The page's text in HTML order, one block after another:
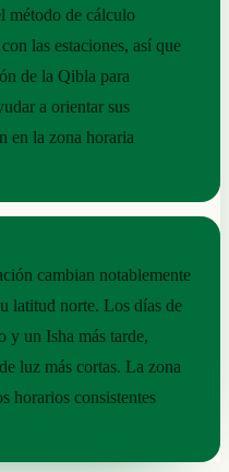
método de cálculo
las estaciones, así que
de la Qibla para
a orientar sus
en la zona horaria
cambian notablemente
latitud norte. Los días de
y un Isha más tarde,
luz más cortas. La zona
horarios consistentes